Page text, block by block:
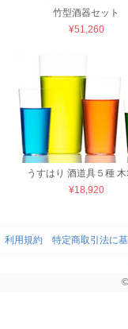
竹型酒器セット
¥51,260
うすはり 酒道具５種 木
¥18,920
利用規約 特定商取引法に